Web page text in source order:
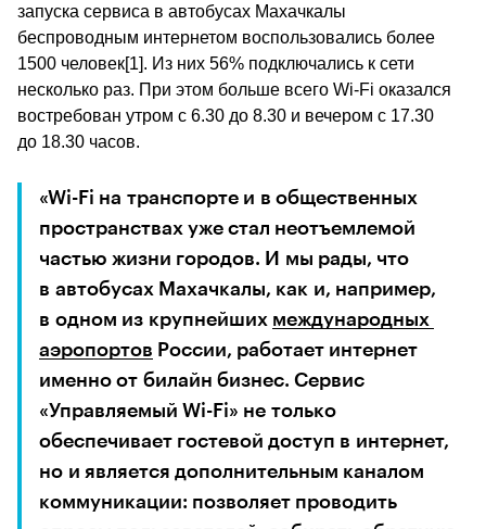
запуска сервиса в автобусах Махачкалы
беспроводным интернетом воспользовались более
1500 человек[1]. Из них 56% подключались к сети
несколько раз. При этом больше всего Wi-Fi оказался
востребован утром с 6.30 до 8.30 и вечером с 17.30
до 18.30 часов.
«Wi-Fi на транспорте и в общественных
пространствах уже стал неотъемлемой
частью жизни городов. И мы рады, что
в автобусах Махачкалы, как и, например,
в одном из крупнейших международных
аэропортов России, работает интернет
именно от билайн бизнес. Сервис
«Управляемый Wi-Fi» не только
обеспечивает гостевой доступ в интернет,
но и является дополнительным каналом
коммуникации: позволяет проводить